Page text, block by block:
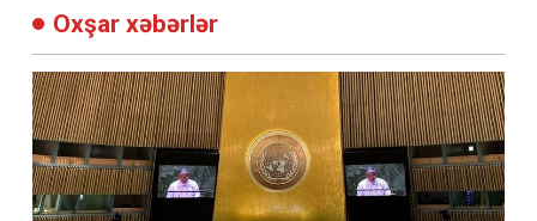
Oxşar xəbərlər